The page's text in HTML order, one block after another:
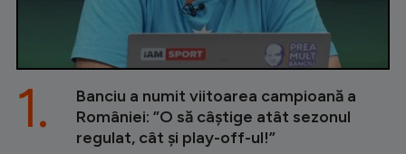
Banciu a numit viitoarea campioană a
României: ”O să câștige atât sezonul
regulat, cât și play-off-ul!”
1.